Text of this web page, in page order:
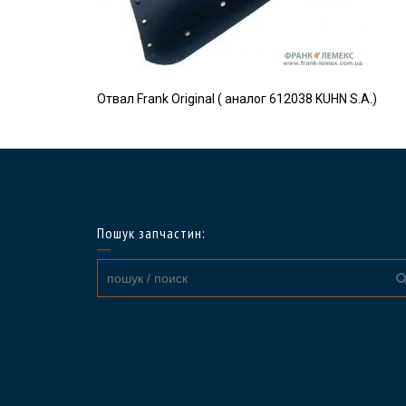
Отвал Frank Original ( аналог 612038 KUHN S.A.)
Пошук запчастин: